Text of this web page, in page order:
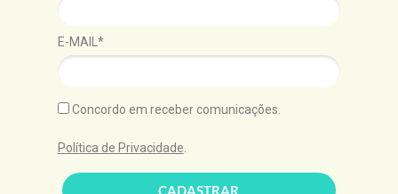
E-MAIL*
Concordo em receber comunicações.
Política de Privacidade
CADASTRAR